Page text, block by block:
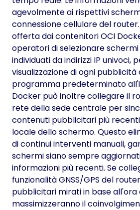
agevolmente ai rispettivi
connessione cellulare del
offerta dai contenitori OCI
operatori di selezionare
individuati da indirizzi IP univoci,
visualizzazione di ogni pubblicità
programma predeterminato
Docker può inoltre collegare il
rete della sede centrale per
contenuti pubblicitari più
locale dello schermo. Questo
di continui interventi manuali,
schermi siano sempre
informazioni più recenti. Se
funzionalità GNSS/GPS del
pubblicitari mirati in base all'ora
massimizzeranno il